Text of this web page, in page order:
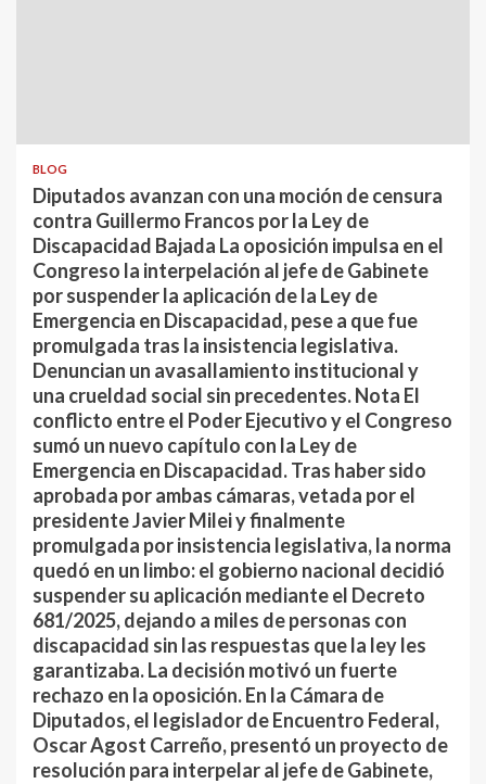
BLOG
Diputados avanzan con una moción de censura
contra Guillermo Francos por la Ley de
Discapacidad Bajada La oposición impulsa en el
Congreso la interpelación al jefe de Gabinete
por suspender la aplicación de la Ley de
Emergencia en Discapacidad, pese a que fue
promulgada tras la insistencia legislativa.
Denuncian un avasallamiento institucional y
una crueldad social sin precedentes. Nota El
conflicto entre el Poder Ejecutivo y el Congreso
sumó un nuevo capítulo con la Ley de
Emergencia en Discapacidad. Tras haber sido
aprobada por ambas cámaras, vetada por el
presidente Javier Milei y finalmente
promulgada por insistencia legislativa, la norma
quedó en un limbo: el gobierno nacional decidió
suspender su aplicación mediante el Decreto
681/2025, dejando a miles de personas con
discapacidad sin las respuestas que la ley les
garantizaba. La decisión motivó un fuerte
rechazo en la oposición. En la Cámara de
Diputados, el legislador de Encuentro Federal,
Oscar Agost Carreño, presentó un proyecto de
resolución para interpelar al jefe de Gabinete,